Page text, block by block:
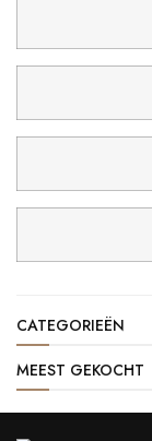
CATEGORIEËN
MEEST GEKOCHT